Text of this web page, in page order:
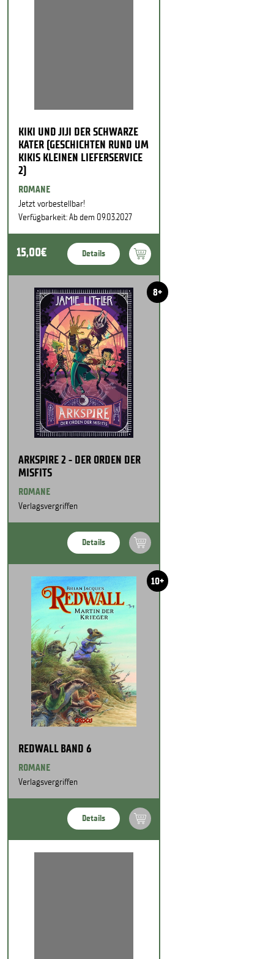
KIKI UND JIJI DER SCHWARZE
KATER (GESCHICHTEN RUND UM
KIKIS KLEINEN LIEFERSERVICE
2)
ROMANE
Jetzt vorbestellbar!
Verfügbarkeit: Ab dem 09.03.2027
15,00€ Details
8+
ARKSPIRE 2 - DER ORDEN DER
MISFITS
ROMANE
Verlagsvergriffen
Details
10+
REDWALL BAND 6
ROMANE
Verlagsvergriffen
Details